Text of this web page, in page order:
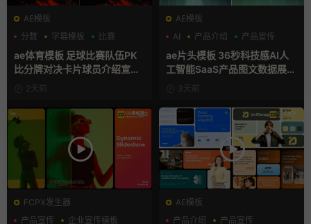
AE模板
分数
字幕模板 比赛
ae体育模板 足球比赛队伍PK
比分牌对决卡片球员介绍宣传
视频AE模板
2天前
AE模板
AI
产品介绍 产品宣传
ae片头模板 36秒科技感AI人
工智能SaaS产品图文数据展示
宣传视频AE模板
3天前
FCPX发生器
产品宣传
企业宣传模板
AE模板
产品介绍
产品宣传